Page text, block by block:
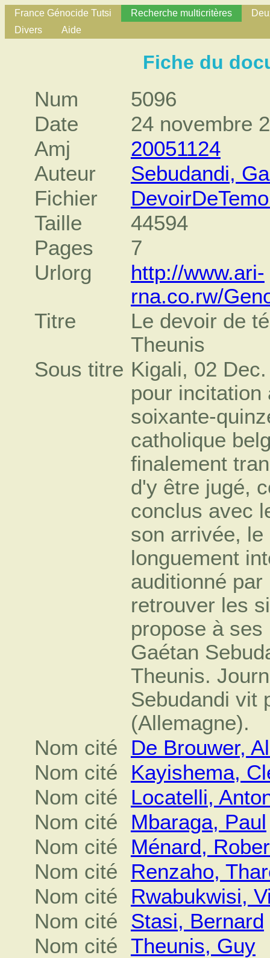
France Génocide Tutsi Recherche multicritères
Divers
Aide
Fiche du
Num
5096
Date
24 novembre
Amj
20051124
Auteur
Sebudandi,
Fichier
Taille
44594
Pages
7
Urlorg
http://www.ari-
rna.co.rw/
Titre
Le devoir de
Theunis
Sous titre Kigali, 02
pour incitation
soixante-
catholique
finalement
d'y être jugé,
conclus avec
son arrivée,
longuement
auditionné
retrouver les
propose à
Gaétan
Theunis.
Sebudandi vit
(Allemagne).
Nom cité
De Brouwer,
Nom cité
Kayishema,
Nom cité
Locatelli,
Nom cité
Mbaraga, Paul
Nom cité
Ménard,
Nom cité
Renzaho,
Nom cité
Rwabukwisi,
Nom cité
Stasi, Bernard
Nom cité
Theunis, Guy